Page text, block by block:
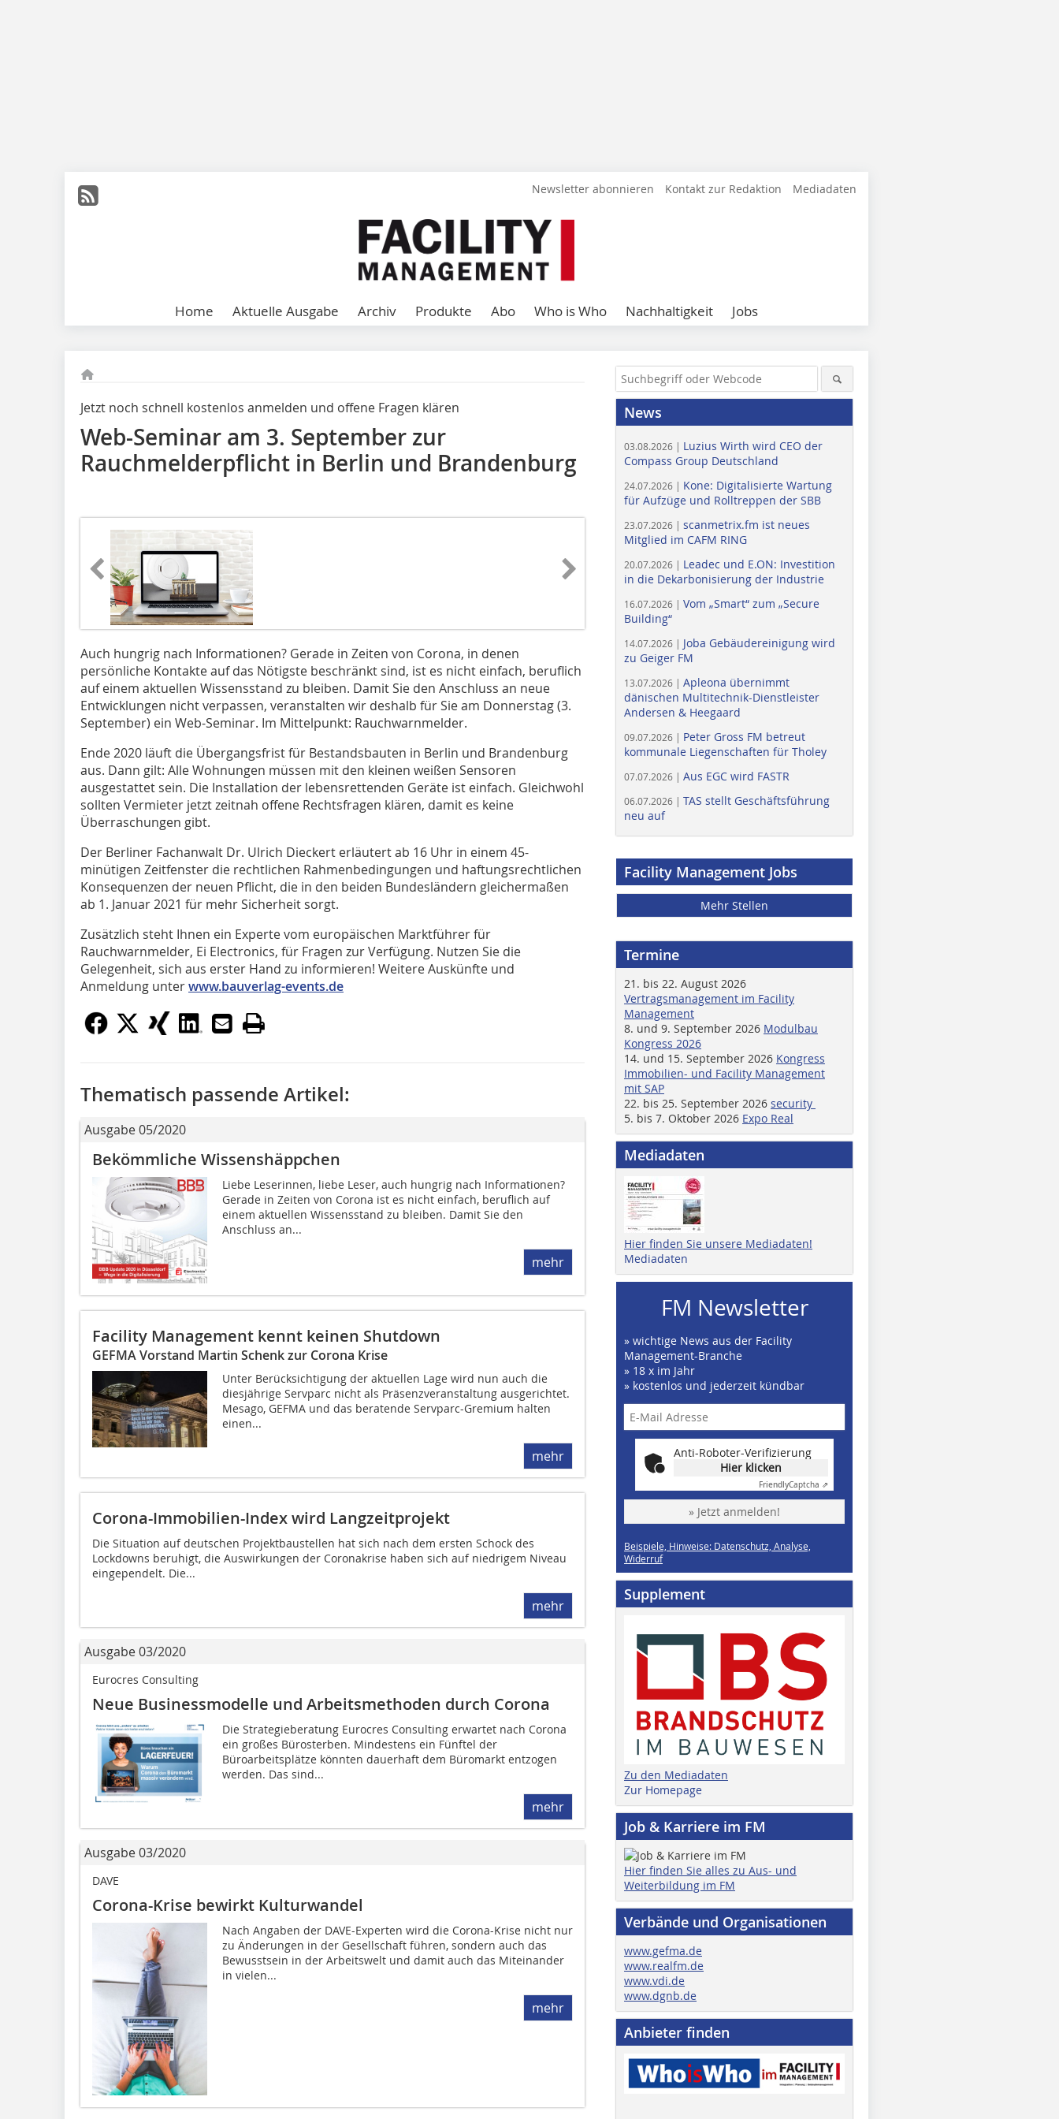
Newsletter abonnieren Kontakt zur Redaktion Mediadaten
Home Aktuelle Ausgabe Archiv Produkte Abo Who is Who Nachhaltigkeit Jobs
Jetzt noch schnell kostenlos anmelden und offene Fragen klären
Web-Seminar am 3. September zur
Rauchmelderpflicht in Berlin und Brandenburg
Auch hungrig nach Informationen? Gerade in Zeiten von Corona, in denen
persönliche Kontakte auf das Nötigste beschränkt sind, ist es nicht einfach, beruflich
auf einem aktuellen Wissensstand zu bleiben. Damit Sie den Anschluss an neue
Entwicklungen nicht verpassen, veranstalten wir deshalb für Sie am Donnerstag (3.
September) ein Web-Seminar. Im Mittelpunkt: Rauchwarnmelder.
Ende 2020 läuft die Übergangsfrist für Bestandsbauten in Berlin und Brandenburg
aus. Dann gilt: Alle Wohnungen müssen mit den kleinen weißen Sensoren
ausgestattet sein. Die Installation der lebensrettenden Geräte ist einfach. Gleichwohl
sollten Vermieter jetzt zeitnah offene Rechtsfragen klären, damit es keine
Überraschungen gibt.
Der Berliner Fachanwalt Dr. Ulrich Dieckert erläutert ab 16 Uhr in einem 45-
minütigen Zeitfenster die rechtlichen Rahmenbedingungen und haftungsrechtlichen
Konsequenzen der neuen Pflicht, die in den beiden Bundesländern gleichermaßen
ab 1. Januar 2021 für mehr Sicherheit sorgt.
Zusätzlich steht Ihnen ein Experte vom europäischen Marktführer für
Rauchwarnmelder, Ei Electronics, für Fragen zur Verfügung. Nutzen Sie die
Gelegenheit, sich aus erster Hand zu informieren! Weitere Auskünfte und
Anmeldung unterwww.bauverlag-events.de
Thematisch passende Artikel:
Ausgabe 05/2020
Bekömmliche Wissenshäppchen
Liebe Leserinnen, liebe Leser, auch hungrig nach Informationen?
Gerade in Zeiten von Corona ist es nicht einfach, beruflich auf
einem aktuellen Wissensstand zu bleiben. Damit Sie den
Anschluss an...
mehr
Facility Management kennt keinen Shutdown
GEFMA Vorstand Martin Schenk zur Corona Krise
Unter Berücksichtigung der aktuellen Lage wird nun auch die
diesjährige Servparc nicht als Präsenzveranstaltung ausgerichtet.
Mesago, GEFMA und das beratende Servparc-Gremium halten
einen...
mehr
Corona-Immobilien-Index wird Langzeitprojekt
Die Situation auf deutschen Projektbaustellen hat sich nach dem ersten Schock des
Lockdowns beruhigt, die Auswirkungen der Coronakrise haben sich auf niedrigem Niveau
eingependelt. Die...
mehr
Ausgabe 03/2020
Eurocres Consulting
Neue Businessmodelle und Arbeitsmethoden durch Corona
Die Strategieberatung Eurocres Consulting erwartet nach Corona
ein großes Bürosterben. Mindestens ein Fünftel der
Büroarbeitsplätze könnten dauerhaft dem Büromarkt entzogen
werden. Das sind...
mehr
Ausgabe 03/2020
DAVE
Corona-Krise bewirkt Kulturwandel
Nach Angaben der DAVE-Experten wird die Corona-Krise nicht nur
zu Änderungen in der Gesellschaft führen, sondern auch das
Bewusstsein in der Arbeitswelt und damit auch das Miteinander
in vielen...
mehr
News
03.08.2026 | Luzius Wirth wird CEO der
Compass Group Deutschland
24.07.2026 | Kone: Digitalisierte Wartung
für Aufzüge und Rolltreppen der SBB
23.07.2026 | scanmetrix.fm ist neues
Mitglied im CAFM RING
20.07.2026 | Leadec und E.ON: Investition
in die Dekarbonisierung der Industrie
16.07.2026 | Vom „Smart“ zum „Secure
Building“
14.07.2026 | Joba Gebäudereinigung wird
zu Geiger FM
13.07.2026 | Apleona übernimmt
dänischen Multitechnik-Dienstleister
Andersen & Heegaard
09.07.2026 | Peter Gross FM betreut
kommunale Liegenschaften für Tholey
07.07.2026 | Aus EGC wird FASTR
06.07.2026 | TAS stellt Geschäftsführung
neu auf
Facility Management Jobs
Mehr Stellen
Termine
21. bis 22. August 2026
Vertragsmanagement im Facility
Management
8. und 9. September 2026 Modulbau
Kongress 2026
14. und 15. September 2026 Kongress
Immobilien- und Facility Management
mit SAP
22. bis 25. September 2026 security
5. bis 7. Oktober 2026 Expo Real
Mediadaten
Hier finden Sie unsere Mediadaten!
Mediadaten
FM Newsletter
» wichtige News aus der Facility
Management-Branche
» 18 x im Jahr
» kostenlos und jederzeit kündbar
Anti-Roboter-Verifizierung
Hier klicken
FriendlyCaptcha ⇗
» Jetzt anmelden!
Beispiele, Hinweise: Datenschutz, Analyse,
Widerruf
Supplement
Zu den Mediadaten
Zur Homepage
Job & Karriere im FM
Hier finden Sie alles zu Aus- und
Weiterbildung im FM
Verbände und Organisationen
www.gefma.de
www.realfm.de
www.vdi.de
www.dgnb.de
Anbieter finden